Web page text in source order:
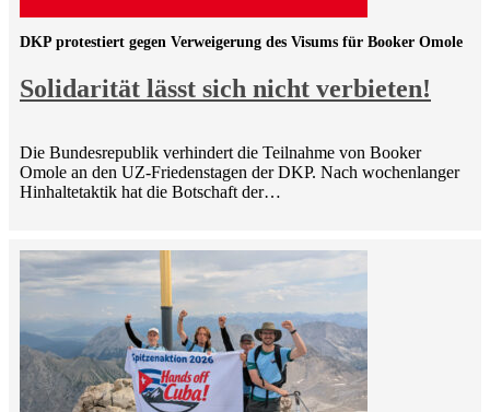
Solidarität lässt sich nicht verbieten!
DKP protestiert gegen Verweigerung des Visums für Booker Omole
Die Bundesrepublik verhindert die Teilnahme von Booker
Omole an den UZ-Friedenstagen der DKP. Nach wochenlanger
Hinhaltetaktik hat die Botschaft der…